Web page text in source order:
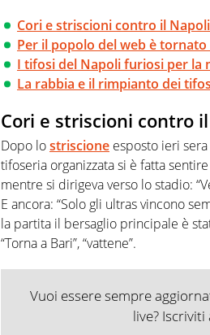
Cori e striscioni contro il
Per il popolo del web è tornato
I tifosi del Napoli furiosi per la
La rabbia e il rimpianto dei
Cori e striscioni contro
Dopo lostriscione esposto ieri
tifoseria organizzata si è fatta
mentre si dirigeva verso lo stadio:
E ancora: “Solo gli ultras vincono
la partita il bersaglio principale è
“Torna a Bari”, “vattene”.
Vuoi essere sempre
live?